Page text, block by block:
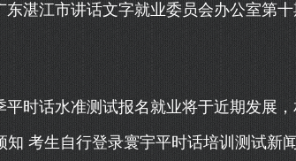
江市讲话文字就业委员会办公室第十
话水准测试报名就业将于近期发展，
知 考生自行登录寰宇平时话培训测试新